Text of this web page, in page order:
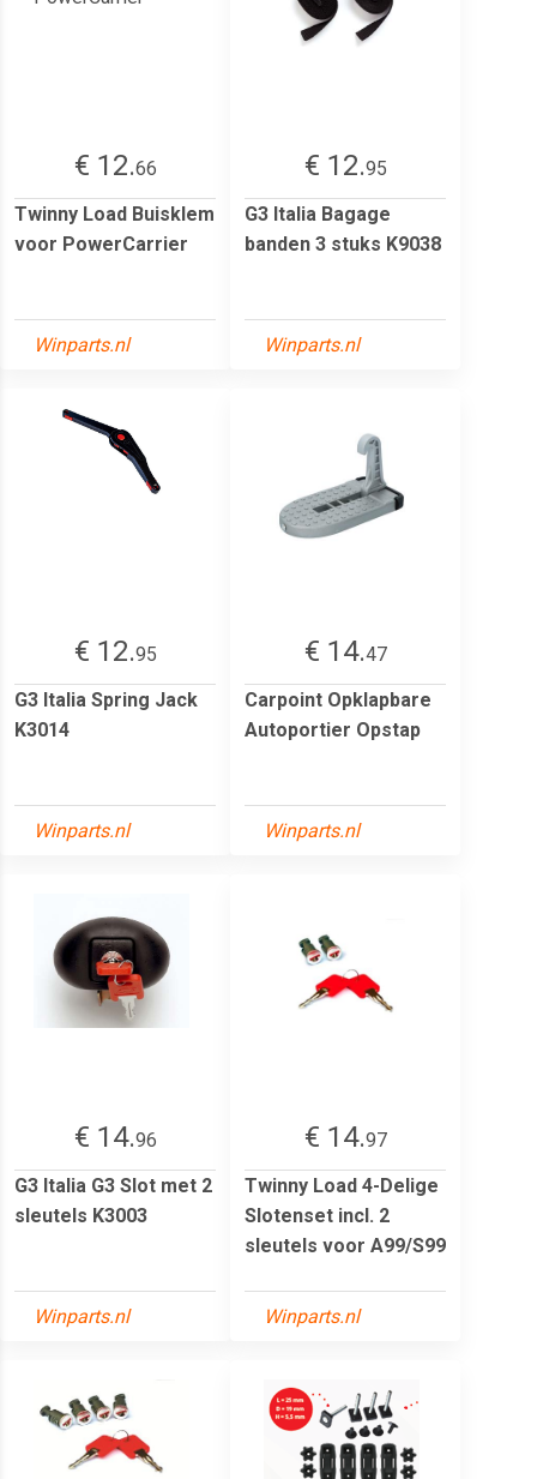
€ 12.66
Twinny Load Buisklem
voor PowerCarrier
Winparts.nl
€ 12.95
G3 Italia Bagage
banden 3 stuks K9038
Winparts.nl
€ 12.95
G3 Italia Spring Jack
K3014
Winparts.nl
€ 14.47
Carpoint Opklapbare
Autoportier Opstap
Winparts.nl
€ 14.96
G3 Italia G3 Slot met 2
sleutels K3003
Winparts.nl
€ 14.97
Twinny Load 4-Delige
Slotenset incl. 2
sleutels voor A99/S99
Winparts.nl